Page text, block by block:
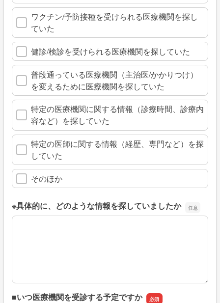
ワクチン/予防接種を受けられる医療機関を探し
ていた
健診/検診を受けられる医療機関を探していた
普段通っている医療機関（主治医/かかりつけ）
を変えるために医療機関を探していた
特定の医療機関に関する情報（診療時間、診療内
容など）を探していた
特定の医師に関する情報（経歴、専門など）を探
していた
そのほか
※具体的に、どのような情報を探していましたか
※具体的に、どのような情報を探していましたか
■いつ医療機関を受診する予定ですか